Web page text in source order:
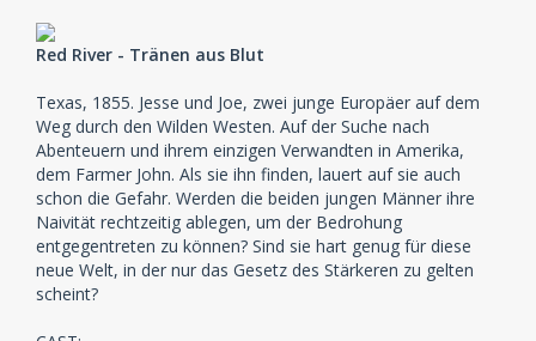
Red River - Tränen aus Blut
Texas, 1855. Jesse und Joe, zwei junge Europäer auf dem
Weg durch den Wilden Westen. Auf der Suche nach
Abenteuern und ihrem einzigen Verwandten in Amerika,
dem Farmer John. Als sie ihn finden, lauert auf sie auch
schon die Gefahr. Werden die beiden jungen Männer ihre
Naivität rechtzeitig ablegen, um der Bedrohung
entgegentreten zu können? Sind sie hart genug für diese
neue Welt, in der nur das Gesetz des Stärkeren zu gelten
scheint?